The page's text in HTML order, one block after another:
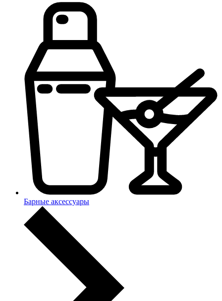
Барные аксессуары